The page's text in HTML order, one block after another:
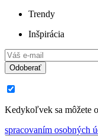
Trendy
Inšpirácia
Odoberať
Kedykoľvek sa môžete
spracovaním osobných